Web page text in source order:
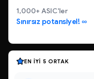
1,000+ ASIC'ler
Sınırsız potansiyel! ∞
EN İYI 5 ORTAK